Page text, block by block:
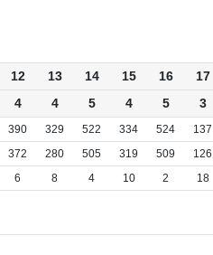
12 13 14 15 16 17
4 4 5 4 5 3
390 329 522 334 524 137
372 280 505 319 509 126
6 8 4 10 2 18